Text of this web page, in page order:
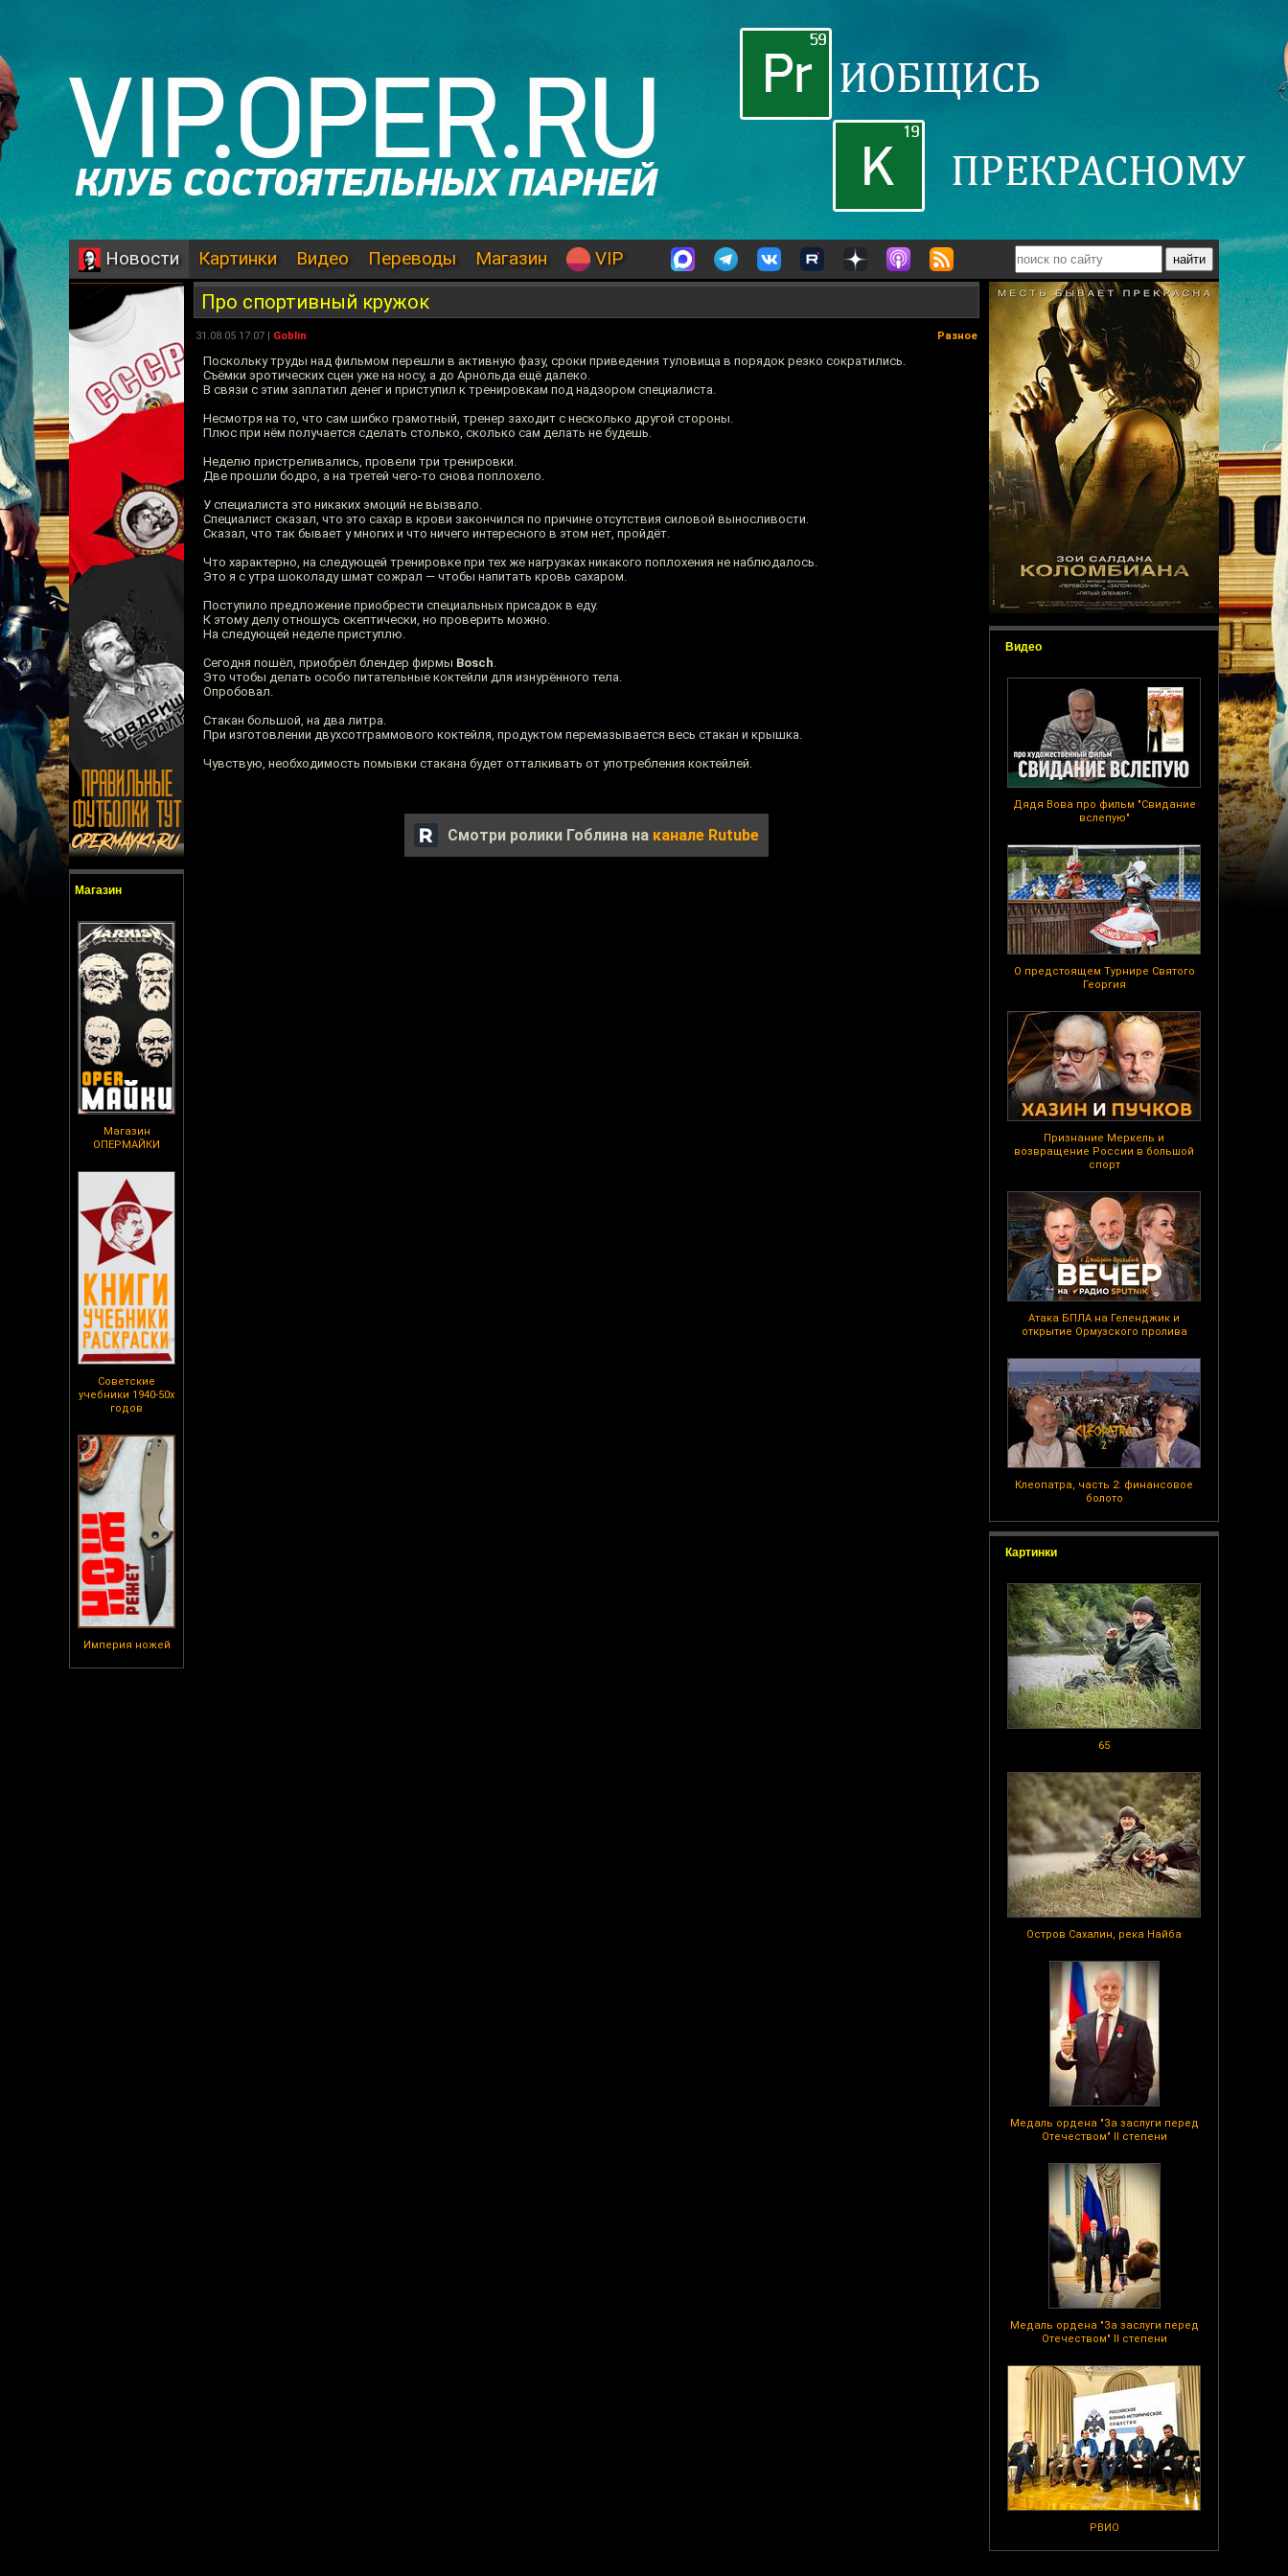
Новости Картинки Видео Переводы Магазин VIP
Магазин
Магазин
ОПЕРМАЙКИ
Советские
учебники 1940-50х
годов
Империя ножей
Видео
Дядя Вова про фильм "Свидание
вслепую"
О предстоящем Турнире Святого
Георгия
Признание Меркель и
возвращение России в большой
спорт
Атака БПЛА на Геленджик и
открытие Ормузского пролива
Клеопатра, часть 2: финансовое
болото
Картинки
65
Остров Сахалин, река Найба
Медаль ордена "За заслуги перед
Отечеством" II степени
Медаль ордена "За заслуги перед
Отечеством" II степени
РВИО
Про спортивный кружок
31.08.05 17:07 | Goblin Разное
Поскольку труды над фильмом перешли в активную фазу, сроки приведения туловища в порядок резко сократились.
Съёмки эротических сцен уже на носу, а до Арнольда ещё далеко.
В связи с этим заплатил денег и приступил к тренировкам под надзором специалиста.
Несмотря на то, что сам шибко грамотный, тренер заходит с несколько другой стороны.
Плюс при нём получается сделать столько, сколько сам делать не будешь.
Неделю пристреливались, провели три тренировки.
Две прошли бодро, а на третей чего-то снова поплохело.
У специалиста это никаких эмоций не вызвало.
Специалист сказал, что это сахар в крови закончился по причине отсутствия силовой выносливости.
Сказал, что так бывает у многих и что ничего интересного в этом нет, пройдёт.
Что характерно, на следующей тренировке при тех же нагрузках никакого поплохения не наблюдалось.
Это я с утра шоколаду шмат сожрал — чтобы напитать кровь сахаром.
Поступило предложение приобрести специальных присадок в еду.
К этому делу отношусь скептически, но проверить можно.
На следующей неделе приступлю.
Сегодня пошёл, приобрёл блендер фирмы Bosсh.
Это чтобы делать особо питательные коктейли для изнурённого тела.
Опробовал.
Стакан большой, на два литра.
При изготовлении двухсотграммового коктейля, продуктом перемазывается весь стакан и крышка.
Чувствую, необходимость помывки стакана будет отталкивать от употребления коктейлей.
Смотри ролики Гоблина на канале Rutube